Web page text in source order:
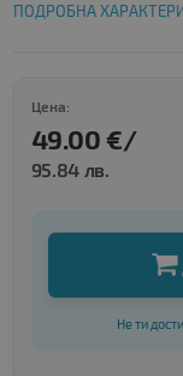
ПОДРОБНА
Цена:
49.00 €/
95.84 лв.
Не ти